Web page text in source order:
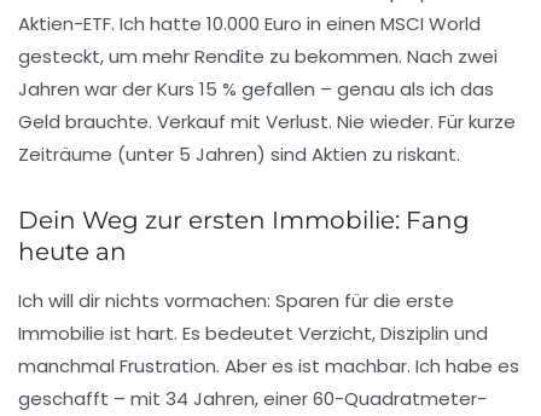
Aktien-ETF. Ich hatte 10.000 Euro in einen MSCI World
gesteckt, um mehr Rendite zu bekommen. Nach zwei
Jahren war der Kurs 15 % gefallen – genau als ich das
Geld brauchte. Verkauf mit Verlust. Nie wieder. Für kurze
Zeiträume (unter 5 Jahren) sind Aktien zu riskant.
Dein Weg zur ersten Immobilie: Fang
heute an
Ich will dir nichts vormachen: Sparen für die erste
Immobilie ist hart. Es bedeutet Verzicht, Disziplin und
manchmal Frustration. Aber es ist machbar. Ich habe es
geschafft – mit 34 Jahren, einer 60-Quadratmeter-